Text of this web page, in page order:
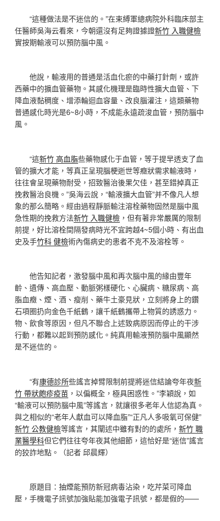
“這種做法是不迷信的。”在束縛軍總病院外科臨床部主
任醫師吳海云看來，今朝還沒有足夠證據證新竹 入職健檢
實按期輸液可以預防腦中風。
他說，輸液用的普通是活血化瘀的中藥打針劑，或許
西藥中的擴血管藥物。其感化機理是臨時性擴大血管、下
降血液黏稠度、增添輪迴血容量、改良腦灌注，這類藥物
普通感化時光是6~8小時，不成能永遠疏浚血管，預防腦中
風。
“這新竹 高血脂些藥物感化于血管，等于提早透支了血
管的擴大才能，等真正呈現腦梗逝世等癥狀需求輸液時，
往往會呈現藥物耐受，招致醫治後果欠佳，甚至錯掉真正
挽救醫治良機。”吳海云說，“輸液擴大血管”并不像凡人想
象的那么簡略。經由過程靜脈輸注溶栓藥物固然是腦中風
急性期的挽救方法新竹 入職健檢 ，但有著非常嚴厲的限制
前提，好比溶栓間隔發病時光不宜跨越4~5個小時、有出血
史及手竹科 健檢術內傷病史的患者不克不及溶栓等。
他告知記者，激發腦中風和再次腦中風的緣由豐年
齡、遺傳、高血壓、動脈粥樣硬化、心臟病、糖尿病、高
脂血癥、煙、酒、瘦削、藥牛土豪見狀，立刻將身上的鑽
石項圈扔向金色千紙鶴，讓千紙鶴攜帶上物質的誘惑力。
物、飲食等原因，但凡不聯合上述致病原因而停止的干涉
行動，都難以起到預防感化。純真用輸液預防腦中風顯然
是不迷信的。
“有康德診所些謠言掉臂限制前提將迷信結論夸年夜新
竹 帶狀皰疹疫苗 ，以偏概全，極具困惑性。”李穎說，如
“輸液可以預防腦中風”等謠言，就讓很多老年人信認為真。
與之相似的“老年人獻血可以降血脂”“正凡人多吸氧可保健”
新竹 公教健檢等謠言，其闡述中雖有對的的處所， 新竹 職
業醫學科但它們往往夸年夜其他細節，這恰好是“迷信”謠言
的狡詐地點。（記者 邱晨輝）
原題目：抽煙能預防新冠病毒沾染，吃芹菜可降血
壓，手機電子訊號加強貼能加強電子訊號，都是假的——